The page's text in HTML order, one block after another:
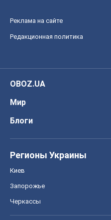
Реклама на сайте
Редакционная политика
OBOZ.UA
Мир
Блоги
Регионы Украины
Киев
Запорожье
Черкассы